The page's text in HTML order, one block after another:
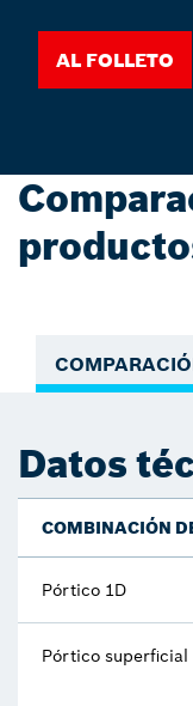
Al folleto
Datos
COMBINACIÓN
Pórtico 1D
Pórtico superficial